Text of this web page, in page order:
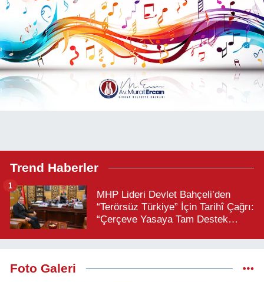
Trend Haberler
MHP Lideri Devlet Bahçeli’den
“Terörsüz Türkiye” İçin Tarihî Çağrı:
“Çerçeve Yasaya Tam Destek
1
Foto Galeri